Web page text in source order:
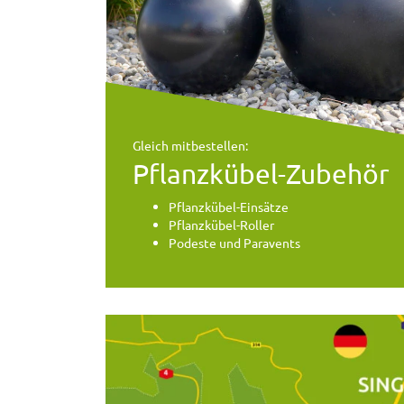
Gleich mitbestellen:
Pflanzkübel-Zubehör
Pflanzkübel-Einsätze
Pflanzkübel-Roller
Podeste und Paravents